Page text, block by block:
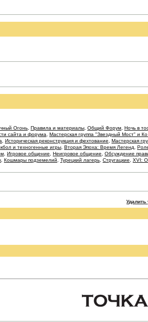
Огонь Правила и материалы Общий Форум Ночь в
сайта и форума Мастерская группа "Звездный Мост" и Ко
Историческая реконструкция и фехтование Мастерская
и техногенные игры Вторая Эпоха: Время Легенд
Игровое общение Неигровое общение Обсуждение
Кошмары подземелий Турецкий лагерь Стругацкие XVI: